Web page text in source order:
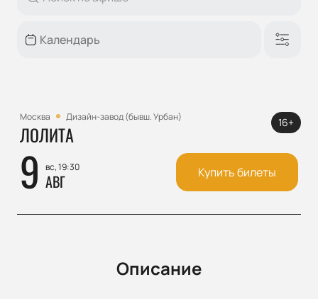
Москва Дизайн-завод (бывш. Урбан)
ЛОЛИТА
9 вс, 19:30
АВГ
16+
Купить билеты
Описание